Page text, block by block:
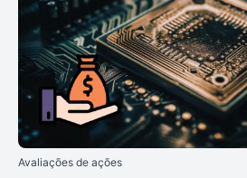
Avaliações de ações